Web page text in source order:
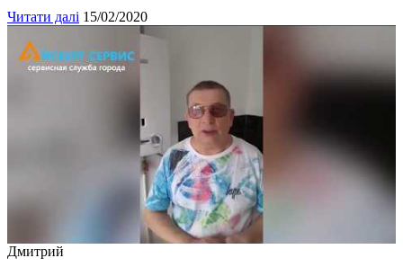
Читати далі 15/02/2020
Дмитрий